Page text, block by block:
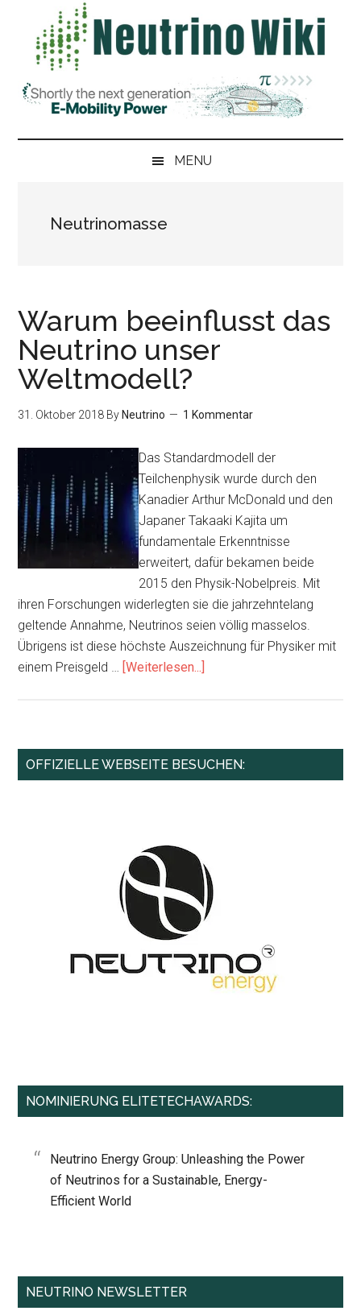
secondary
Hauptsidebar
springen
Fußzeile
springen
MENU
Neutrinomasse
Warum beeinflusst das
Neutrino unser
Weltmodell?
31. Oktober 2018 ByNeutrino 1 Kommentar
Das Standardmodell der
Teilchenphysik wurde durch den
Kanadier Arthur McDonald und den
Japaner Takaaki Kajita um
fundamentale Erkenntnisse
erweitert, dafür bekamen beide
2015 den Physik-Nobelpreis. Mit
ihren Forschungen widerlegten sie die jahrzehntelang
geltende Annahme, Neutrinos seien völlig masselos.
Übrigens ist diese höchste Auszeichnung für Physiker mit
einem Preisgeld … [Weiterlesen...]
beeinflusst
das
Haupt-
OFFIZIELLE WEBSEITE BESUCHEN:
NOMINIERUNG ELITETECHAWARDS:
Neutrino Energy Group: Unleashing the Power
of Neutrinos for a Sustainable, Energy-
Efficient World
NEUTRINO NEWSLETTER